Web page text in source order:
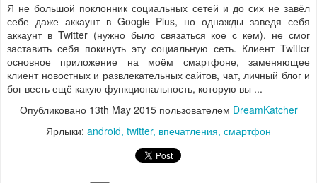
Я не большой поклонник социальных сетей и до сих не завёл
себе даже аккаунт в Google Plus, но однажды заведя себя
аккаунт в Twitter (нужно было связаться кое с кем), не смог
заставить себя покинуть эту социальную сеть. Клиент Twitter
основное приложение на моём смартфоне, заменяющее
клиент новостных и развлекательных сайтов, чат, личный блог и
бог весть ещё какую функциональность, которую вы ...
Опубликовано 13th May 2015пользователем DreamKatcher
Ярлыки: android twitter впечатления смартфон